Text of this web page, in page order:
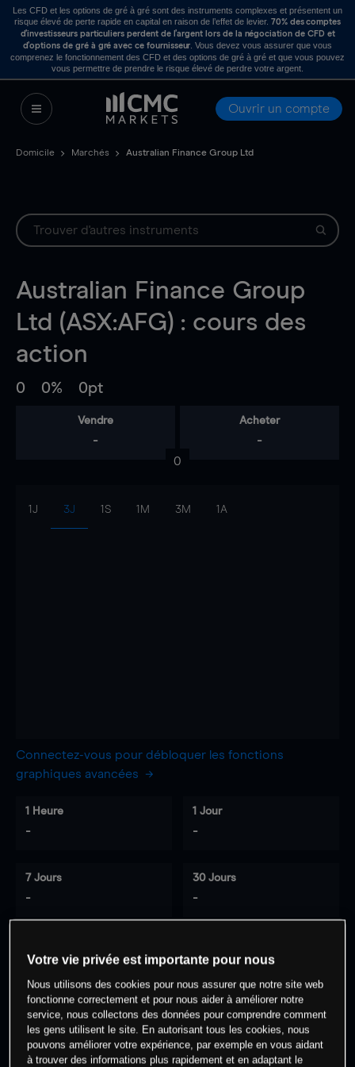
Les CFD et les options de gré à gré sont des instruments complexes et présentent un
risque élevé de perte rapide en capital en raison de l’effet de levier. 70% des comptes
d’investisseurs particuliers perdent de l’argent lors de la négociation de CFD et
d’options de gré à gré avec ce fournisseur . Vous devez vous assurer que vous
comprenez le fonctionnement des CFD et des options de gré à gré et que vous pouvez
vous permettre de prendre le risque élevé de perdre votre argent.
Ouvrir un compte
Domicile Marchés Australian Finance Group Ltd
Australian Finance Group
Ltd (ASX:AFG) : cours des
action
0 0% 0pt
Vendre
-
Acheter
-
0
1J 3J 1S 1M 3M 1A
Connectez-vous pour débloquer les fonctions
graphiques avancées
1 Heure
-
1 Jour
-
7 Jours
-
30 Jours
-
0% des clients ont une position à
cet actif
Commencez à trader
Votre vie privée est importante pour nous
Nous utilisons des cookies pour nous assurer que notre site web
fonctionne correctement et pour nous aider à améliorer notre
service, nous collectons des données pour comprendre comment
les gens utilisent le site. En autorisant tous les cookies, nous
pouvons améliorer votre expérience, par exemple en vous aidant
à trouver des informations plus rapidement et en adaptant le